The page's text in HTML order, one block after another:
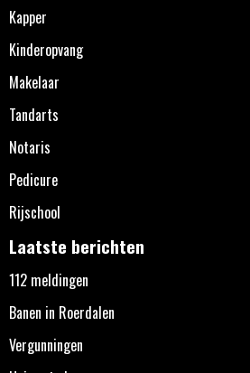
Kapper
Kinderopvang
Makelaar
Tandarts
Notaris
Pedicure
Rijschool
Laatste berichten
112 meldingen
Banen in Roerdalen
Vergunningen